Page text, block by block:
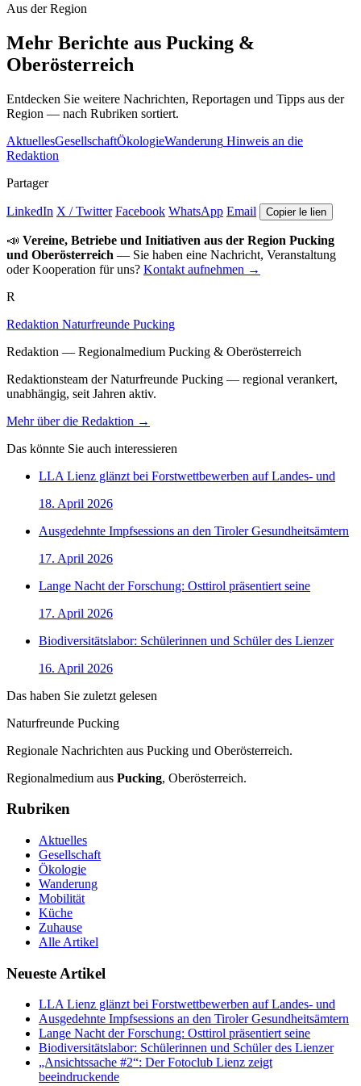
Aus der Region
Mehr Berichte aus Pucking &
Oberösterreich
Entdecken Sie weitere Nachrichten, Reportagen und Tipps aus der
Region — nach Rubriken sortiert.
AktuellesGesellschaftÖkologieWanderung Hinweis an die
Redaktion
Partager
LinkedIn X / Twitter Facebook WhatsApp Email Copier le lien
📣 Vereine, Betriebe und Initiativen aus der Region Pucking
und Oberösterreich — Sie haben eine Nachricht, Veranstaltung
oder Kooperation für uns? Kontakt aufnehmen →
R
Redaktion Naturfreunde Pucking
Redaktion — Regionalmedium Pucking & Oberösterreich
Redaktionsteam der Naturfreunde Pucking — regional verankert,
unabhängig, seit Jahren aktiv.
Mehr über die Redaktion →
Das könnte Sie auch interessieren
LLA Lienz glänzt bei Forstwettbewerben auf Landes- und
18. April 2026
Ausgedehnte Impfsessions an den Tiroler Gesundheitsämtern
17. April 2026
Lange Nacht der Forschung: Osttirol präsentiert seine
17. April 2026
Biodiversitätslabor: Schülerinnen und Schüler des Lienzer
16. April 2026
Das haben Sie zuletzt gelesen
Naturfreunde Pucking
Regionale Nachrichten aus Pucking und Oberösterreich.
Regionalmedium aus Pucking, Oberösterreich.
Rubriken
Aktuelles
Gesellschaft
Ökologie
Wanderung
Mobilität
Küche
Zuhause
Alle Artikel
Neueste Artikel
LLA Lienz glänzt bei Forstwettbewerben auf Landes- und
Ausgedehnte Impfsessions an den Tiroler Gesundheitsämtern
Lange Nacht der Forschung: Osttirol präsentiert seine
Biodiversitätslabor: Schülerinnen und Schüler des Lienzer
„Ansichtssache #2“: Der Fotoclub Lienz zeigt
beeindruckende